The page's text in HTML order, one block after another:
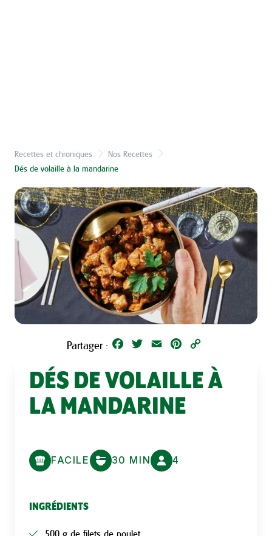
Recettes et chroniques
Nos Recettes
Dés de volaille à la mandarine
Partager : Facebook
Twitter Email Pinterest
DÉS DE VOLAILLE À
LA MANDARINE
FACILE 30 MIN 4
INGRÉDIENTS
500 g de filets de poulet